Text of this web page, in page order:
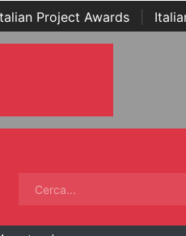
Project Awards